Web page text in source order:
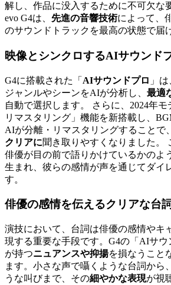
解し、作品に没入するために不可欠な
evo G4は、 先進の音響技術によって、
のサウンドトラックを最高の状態で届
映像とシンクロするAIサウンド
G4に搭載された「 AIサウンドプロ 」
ジャンルやシーンをAIが分析し、 最適
自動で選択します。 さらに、2024年
リマスタリング」機能を新搭載し、
AIが分離・リマスタリングすることで、
クリアに聞き取りやすくなりました。
俳優が目の前で語りかけているかのよ
生まれ、彼らの感情が声を通じてダイ
す。
俳優の感情を伝えるクリアな台詞
演技において、台詞は俳優の感情やキ
現する重要な手段です。G4の「AIサウ
が持つニュアンスや抑揚を損なうこと
ます。小さな声で囁くような台詞から
うな叫びまで、その細やかな表現が視